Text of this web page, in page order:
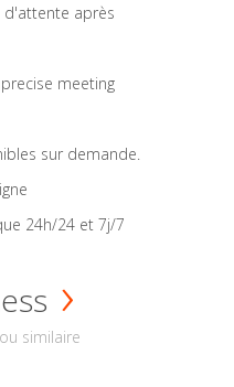
après
meeting
sur demande.
24h/24 et 7j/7
similaire